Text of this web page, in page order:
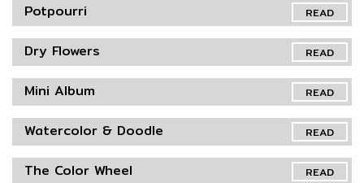
READ
Potpourri
READ
Dry Flowers
READ
Mini Album
READ
Watercolor & Doodle
READ
The Color Wheel